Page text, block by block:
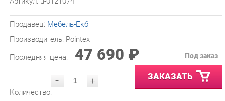
Производитель:Pointex
Последняя цена: 47 690 ₽
- ЗАКАЗАТЬ
УТОЧНИТЬ НАЛИЧИЕ